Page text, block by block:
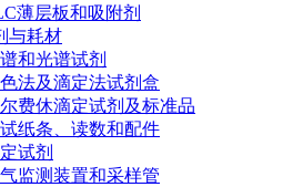
薄层板和吸附剂
与耗材
和光谱试剂
法及滴定法试剂盒
费休滴定试剂及标准品
纸条、读数和配件
试剂
监测装置和采样管